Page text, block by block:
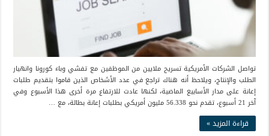
تواصل الشركات الأمريكية تسريح ملايين من الموظفين مع تفشي وباء كورونا وانهيار
الطلب والإنتاج، ويلاحظ أنه هناك تراجع في عدد الأشخاص الذين قاموا بتقديم طلبات
إعانة على مدار الأسابيع الماضية، لكنها عادت للارتفاع مرة أخرى هذا الأسبوع وفي
آخر 21 أسبوع، تقدم نحو 56.338 مليون أمريكي بطلبات إعانة بطالة، مع …
قراءة المزيد »